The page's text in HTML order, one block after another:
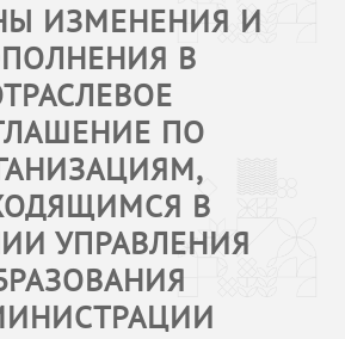
ИЗМЕНЕНИЯ И
В
ПО
В
УПРАВЛЕНИЯ